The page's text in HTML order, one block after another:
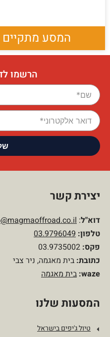
המסע מתקיים
הרשמו
יצירת קשר
דוא"ל:
טלפון: 03.9796049
פקס:
כתובת: בית מאגמה, ניר צבי
waze: בית מאגמה
המסעות שלנו
טיול ג'יפים בישראל